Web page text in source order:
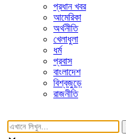
প্রধান খবর
আমেরিকা
অর্থনীতি
খেলাধুলা
ধর্ম
প্রবাস
বাংলাদেশ
বিশ্বজুড়ে
রাজনীতি